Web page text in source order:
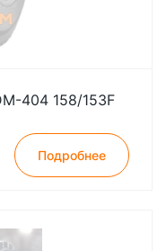
404 158/153F
Подробнее